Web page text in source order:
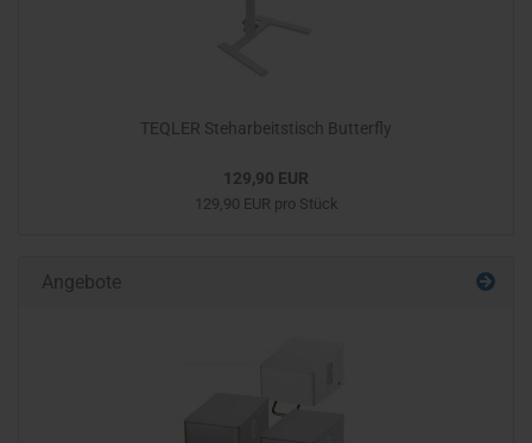
TEQLER Steharbeitstisch Butterfly
129,90 EUR
129,90 EUR pro Stück
Angebote